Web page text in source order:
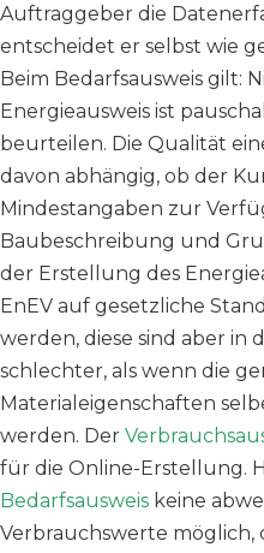
Auftraggeber die
entscheidet er selbst wie
Beim Bedarfsausweis gilt:
Energieausweis ist
beurteilen. Die Qualität
davon abhängig, ob der
Mindestangaben zur
Baubeschreibung und
der Erstellung des
EnEV auf gesetzliche
werden, diese sind aber in
schlechter, als wenn die
Materialeigenschaften
werden. Der
für die Online-Erstellung.
Bedarfsausweis keine
Verbrauchswerte möglich,